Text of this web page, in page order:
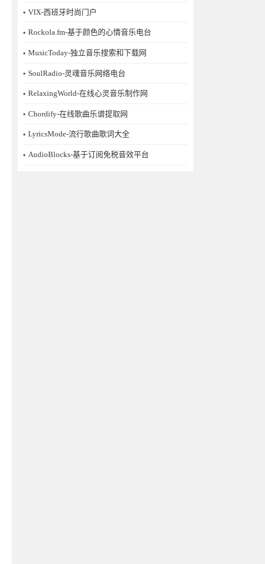
​VIX-西班牙时尚门户
Rockola.fm-基于颜色的心情音乐电台
MusicToday-独立音乐搜索和下载网
SoulRadio-灵魂音乐网络电台
RelaxingWorld-在线心灵音乐制作网
Chordify-在线歌曲乐谱提取网
LyricsMode-流行歌曲歌词大全
AudioBlocks-基于订阅免税音效平台